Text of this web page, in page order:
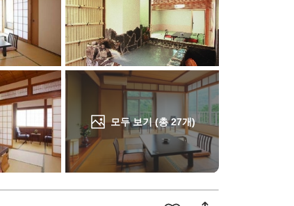
모두 보기 (총27개)